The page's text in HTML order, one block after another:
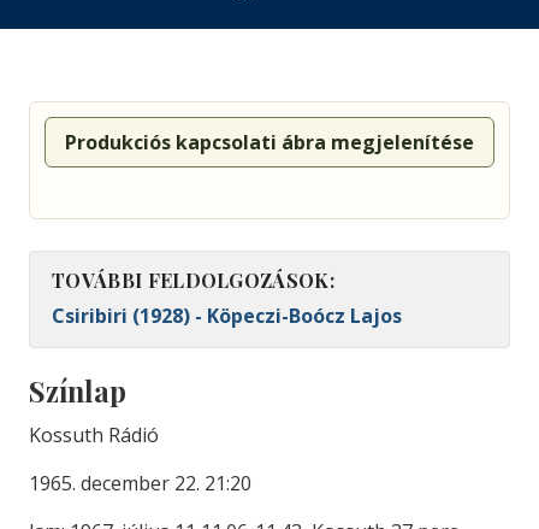
Produkciós kapcsolati ábra megjelenítése
TOVÁBBI FELDOLGOZÁSOK:
Csiribiri (1928) - Köpeczi-Boócz Lajos
Színlap
Kossuth Rádió
1965. december 22. 21:20